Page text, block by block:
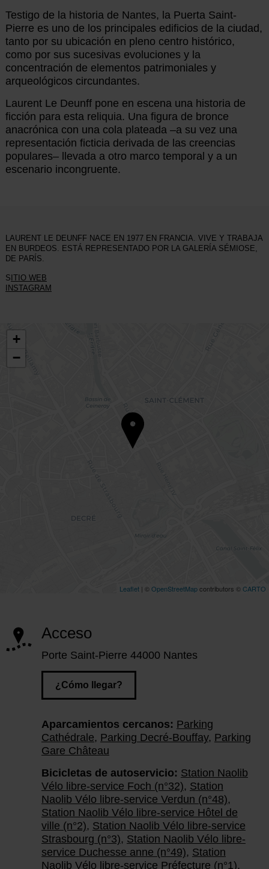
Testigo de la historia de Nantes, la Puerta Saint-
Pierre es uno de los principales edificios de la ciudad,
tanto por su ubicación en pleno centro histórico,
como por sus sucesivas evoluciones y la
concentración de elementos patrimoniales y
arqueológicos circundantes.
Laurent Le Deunff pone en escena una historia de
ficción para esta reliquia. Una figura de bronce
anacrónica con una cola plateada –a su vez una
representación ficticia derivada de las creencias
populares– llevada a otro marco temporal y a un
escenario incongruente.
LAURENT LE DEUNFF NACE EN 1977 EN FRANCIA. VIVE Y TRABAJA
EN BURDEOS. ESTÁ REPRESENTADO POR LA GALERÍA SÉMIOSE,
DE PARÍS.
S ITIO WEB
INSTAGRAM
Acceso
Porte Saint-Pierre 44000 Nantes
¿Cómo llegar?
Aparcamientos cercanos: Parking
Cathédrale, Parking Decré-Bouffay, Parking
Gare Château
Bicicletas de autoservicio: Station Naolib
Vélo libre-service Foch (n°32), Station
Naolib Vélo libre-service Verdun (n°48),
Station Naolib Vélo libre-service Hôtel de
ville (n°2), Station Naolib Vélo libre-service
Strasbourg (n°3), Station Naolib Vélo libre-
service Duchesse anne (n°49), Station
Naolib Vélo libre-service Préfecture (n°1),